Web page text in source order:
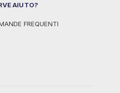
AIUTO?
FREQUENTI